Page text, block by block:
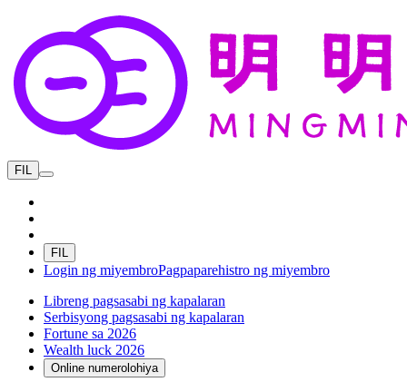
FIL
FIL
Login ng miyembroPagpaparehistro ng miyembro
Libreng pagsasabi ng kapalaran
Serbisyong pagsasabi ng kapalaran
Fortune sa 2026
Wealth luck 2026
Online numerolohiya